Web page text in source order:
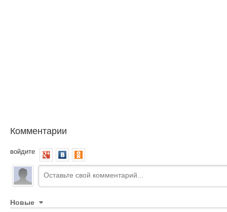
Комментарии
войдите
Новые